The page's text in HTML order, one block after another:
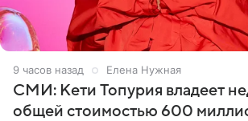
9 часов назад Елена Нужная
СМИ: Кети Топурия владеет
общей стоимостью 600